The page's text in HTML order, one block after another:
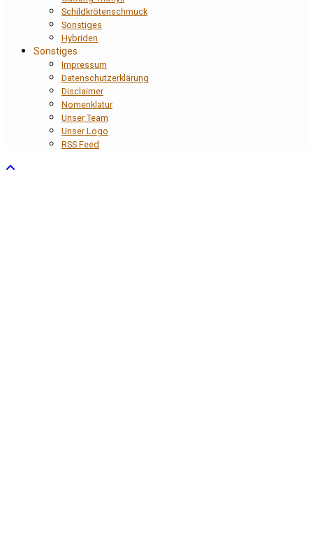
Schildkrötenschmuck
Sonstiges
Hybriden
Sonstiges
Impressum
Datenschutzerklärung
Disclaimer
Nomenklatur
Unser Team
Unser Logo
RSS Feed